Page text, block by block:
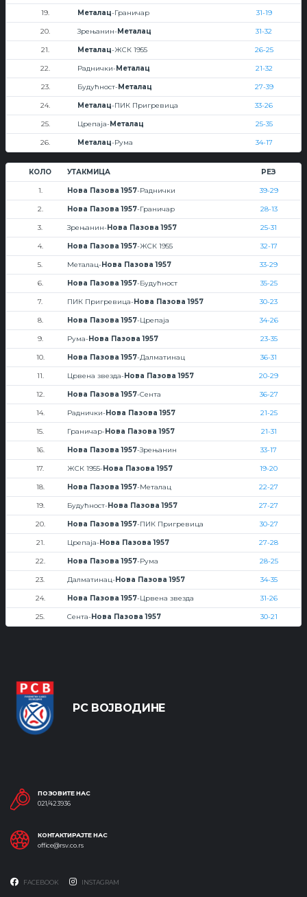
19. Металац-Граничар 31-19
20. Зрењанин-Металац 31-32
21. Металац-ЖСК 1955 26-25
22. Раднички-Металац 21-32
23. Будућност-Металац 27-39
24. Металац-ПИК Пригревица 33-26
25. Црепаја-Металац 25-35
26. Металац-Рума 34-17
КОЛО УТАКМИЦА РЕЗ
1. Нова Пазова 1957-Раднички 39-29
2. Нова Пазова 1957-Граничар 28-13
3. Зрењанин-Нова Пазова 1957 25-31
4. Нова Пазова 1957-ЖСК 1955 32-17
5. Металац-Нова Пазова 1957 33-29
6. Нова Пазова 1957-Будућност 35-25
7. ПИК Пригревица-Нова Пазова 1957 30-23
8. Нова Пазова 1957-Црепаја 34-26
9. Рума-Нова Пазова 1957 23-35
10. Нова Пазова 1957-Далматинац 36-31
11. Црвена звезда-Нова Пазова 1957 20-29
12. Нова Пазова 1957-Сента 36-27
14. Раднички-Нова Пазова 1957 21-25
15. Граничар-Нова Пазова 1957 21-31
16. Нова Пазова 1957-Зрењанин 33-17
17. ЖСК 1955-Нова Пазова 1957 19-20
18. Нова Пазова 1957-Металац 22-27
19. Будућност-Нова Пазова 1957 27-27
20. Нова Пазова 1957-ПИК Пригревица 30-27
21. Црепаја-Нова Пазова 1957 27-28
22. Нова Пазова 1957-Рума 28-25
23. Далматинац-Нова Пазова 1957 34-35
24. Нова Пазова 1957-Црвена звезда 31-26
25. Сента-Нова Пазова 1957 30-21
РС ВОЈВОДИНЕ
ПОЗОВИТЕ НАС
021/423936
КОНТАКТИРАЈТЕ НАС
office@rsv.co.rs
FACEBOOK INSTAGRAM